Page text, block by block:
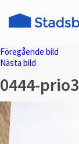
Föregående bild
Nästa bild
0444-prio3